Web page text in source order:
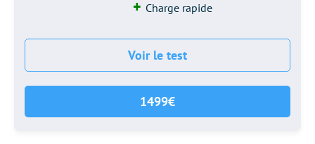
Charge rapide
Voir le test
1499€